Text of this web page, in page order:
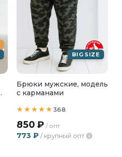
BIG SIZE
Брюки мужские, модель
с карманами
368
850 ₽ / опт
773 ₽ / крупный опт i